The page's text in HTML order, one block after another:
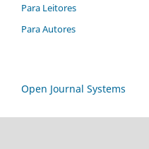
Para Leitores
Para Autores
Open Journal Systems